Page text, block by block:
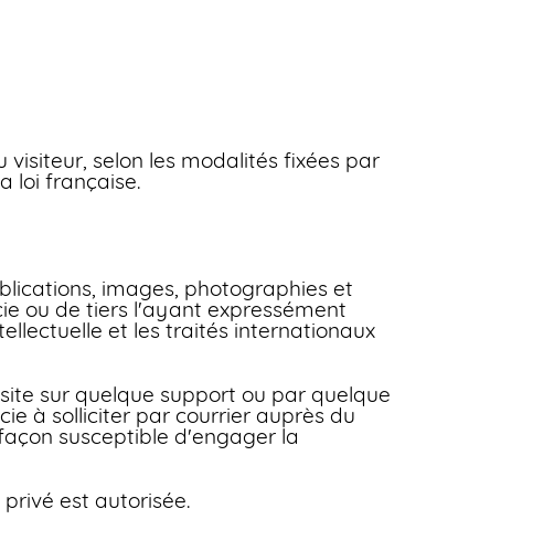
selon les modalités fixées par
loi française.
images, photographies et
ou de tiers l'ayant expressément
et les traités internationaux
sur quelque support ou par quelque
à solliciter par courrier auprès du
susceptible d'engager la
est autorisée.